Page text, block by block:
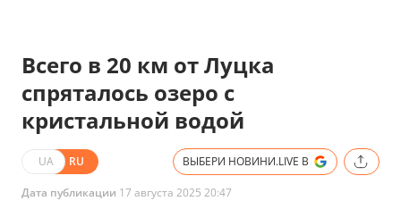
Всего в 20 км от Луцка
спряталось озеро с
кристальной водой
UA RU ВЫБЕРИ НОВИНИ.LIVE В
Дата публикации 17 августа 2025 20:47